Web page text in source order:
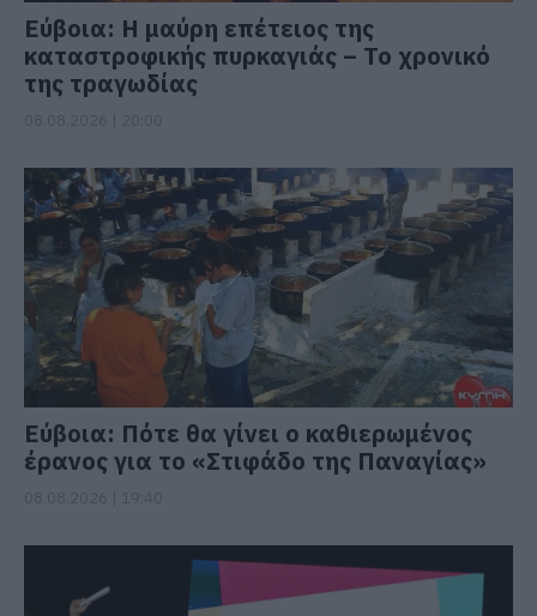
Εύβοια: Η μαύρη επέτειος της
καταστροφικής πυρκαγιάς – Το χρονικό
της τραγωδίας
Εύβοια: Πότε θα γίνει ο καθιερωμένος
έρανος για το «Στιφάδο της Παναγίας»